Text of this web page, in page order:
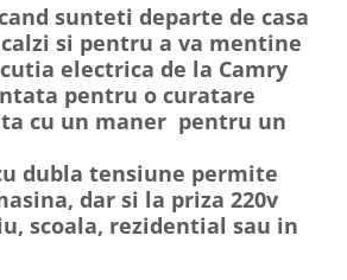
sunteti departe de casa
si pentru a va mentine
electrica de la Camry
pentru o curatare
cu un maner pentru un
dubla tensiune permite
dar si la priza 220v
scoala, rezidential sau in